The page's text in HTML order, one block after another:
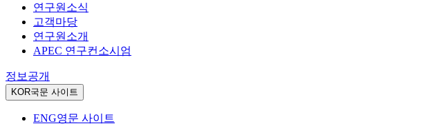
연구원소식
고객마당
연구원소개
APEC 연구컨소시엄
정보공개
KOR국문 사이트
ENG영문 사이트